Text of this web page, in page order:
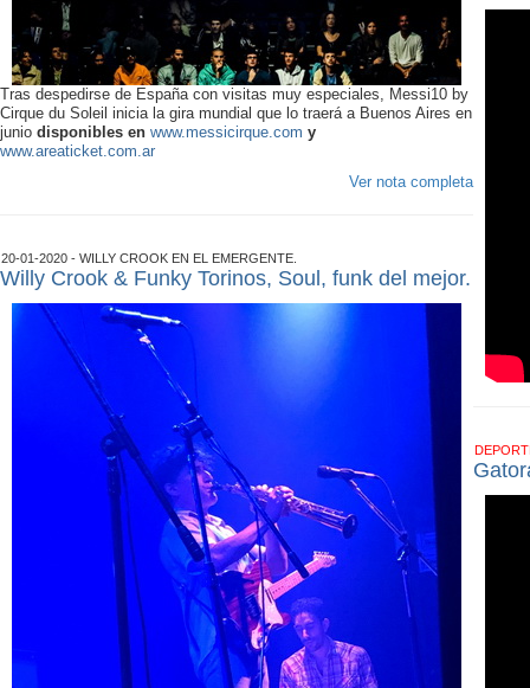
Tras despedirse de España con visitas muy especiales, Messi10 by
Cirque du Soleil inicia la gira mundial que lo traerá a Buenos Aires en
junio disponibles en www.messicirque.com y
www.areaticket.com.ar
Ver nota completa
20-01-2020 - WILLY CROOK EN EL EMERGENTE.
Willy Crook & Funky Torinos, Soul, funk del mejor.